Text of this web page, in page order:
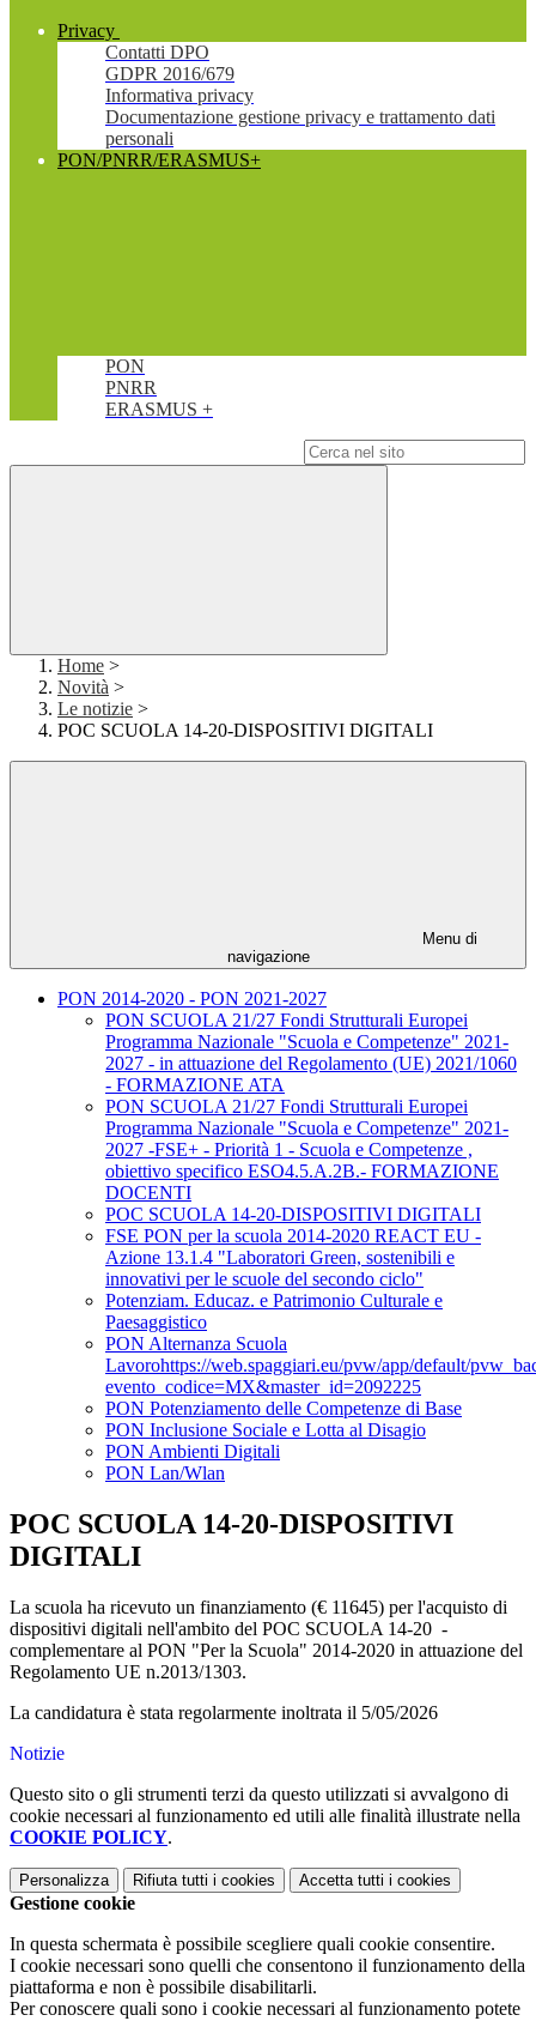
Privacy
Contatti DPO
GDPR 2016/679
Informativa privacy
Documentazione gestione privacy e trattamento dati
personali
PON/PNRR/ERASMUS+
PON
PNRR
ERASMUS +
Home >
Novità >
Le notizie >
POC SCUOLA 14-20-DISPOSITIVI DIGITALI
Menu di
navigazione
PON 2014-2020 - PON 2021-2027
PON SCUOLA 21/27 Fondi Strutturali Europei
Programma Nazionale "Scuola e Competenze" 2021-
2027 - in attuazione del Regolamento (UE) 2021/1060
- FORMAZIONE ATA
PON SCUOLA 21/27 Fondi Strutturali Europei
Programma Nazionale "Scuola e Competenze" 2021-
2027 -FSE+ - Priorità 1 - Scuola e Competenze ,
obiettivo specifico ESO4.5.A.2B.- FORMAZIONE
DOCENTI
POC SCUOLA 14-20-DISPOSITIVI DIGITALI
FSE PON per la scuola 2014-2020 REACT EU -
Azione 13.1.4 "Laboratori Green, sostenibili e
innovativi per le scuole del secondo ciclo"
Potenziam. Educaz. e Patrimonio Culturale e
Paesaggistico
PON Alternanza Scuola
Lavorohttps://web.spaggiari.eu/pvw/app/default/
evento_codice=MX&master_id=2092225
PON Potenziamento delle Competenze di Base
PON Inclusione Sociale e Lotta al Disagio
PON Ambienti Digitali
PON Lan/Wlan
POC SCUOLA 14-20-DISPOSITIVI
DIGITALI
La scuola ha ricevuto un finanziamento (€ 11645) per l'acquisto di
dispositivi digitali nell'ambito del POC SCUOLA 14-20 -
complementare al PON "Per la Scuola" 2014-2020 in attuazione del
Regolamento UE n.2013/1303.
La candidatura è stata regolarmente inoltrata il 5/05/2026
Notizie
Questo sito o gli strumenti terzi da questo utilizzati si avvalgono di
cookie necessari al funzionamento ed utili alle finalità illustrate nella
COOKIE POLICY.
Personalizza Rifiuta tutti i cookies Accetta tutti i cookies
Gestione cookie
In questa schermata è possibile scegliere quali cookie consentire.
I cookie necessari sono quelli che consentono il funzionamento della
piattaforma e non è possibile disabilitarli.
Per conoscere quali sono i cookie necessari al funzionamento potete